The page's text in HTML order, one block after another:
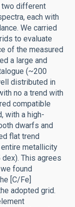
two different
each with
We carried
to evaluate
of the measured
a large and
(~200
distributed in
no a trend with
compatible
with a high-
dwarfs and
flat trend
metallicity
This agrees
found
[C/Fe]
adopted grid.